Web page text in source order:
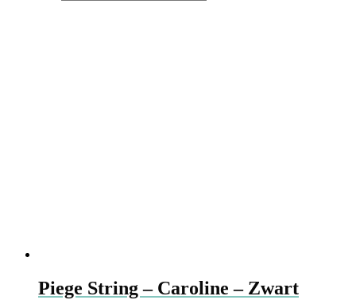
Piege String – Caroline – Zwart